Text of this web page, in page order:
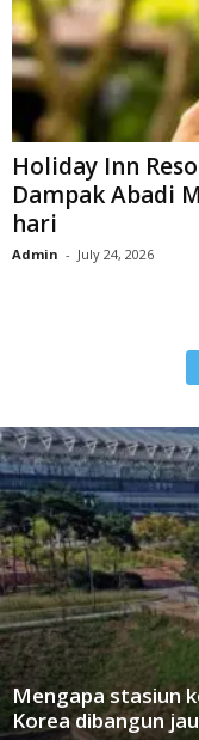
Holiday Inn
Dampak Abadi
hari
Admin - July 24, 2026
Mengapa stasiun
Korea dibangun